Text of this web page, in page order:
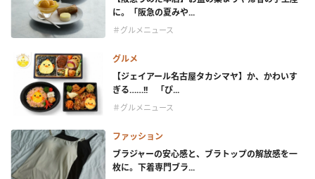
に。「阪急の夏みや...
＃グルメニュース
グルメ
【ジェイアール名古屋タカシマヤ】か、かわいす
ぎる……!! 「ぴ...
＃グルメニュース
ファッション
ブラジャーの安心感と、ブラトップの解放感を一
枚に。下着専門ブラ...